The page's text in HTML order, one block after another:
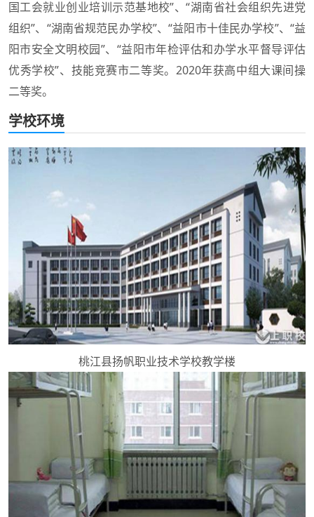
国工会就业创业培训示范基地校”、“湖南省社会组织先进党
组织”、“湖南省规范民办学校”、“益阳市十佳民办学校”、“益
阳市安全文明校园”、“益阳市年检评估和办学水平督导评估
优秀学校”、技能竞赛市二等奖。2020年获高中组大课间操
二等奖。
学校环境
桃江县扬帆职业技术学校教学楼